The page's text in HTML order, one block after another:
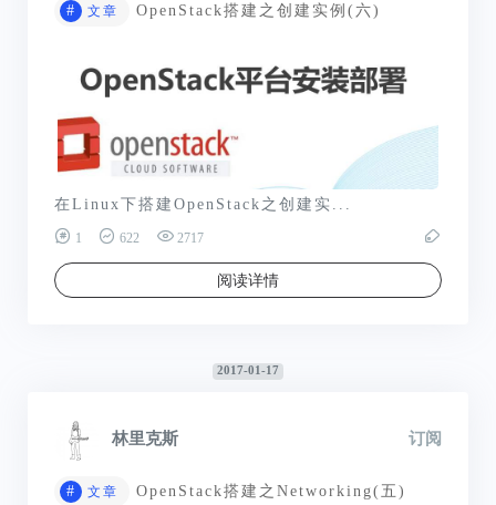
# 文章 OpenStack搭建之创建实例(六)
在Linux下搭建OpenStack之创建实...
1 622 2717
阅读详情
2017-01-17
林里克斯 订阅
# 文章 OpenStack搭建之Networking(五)